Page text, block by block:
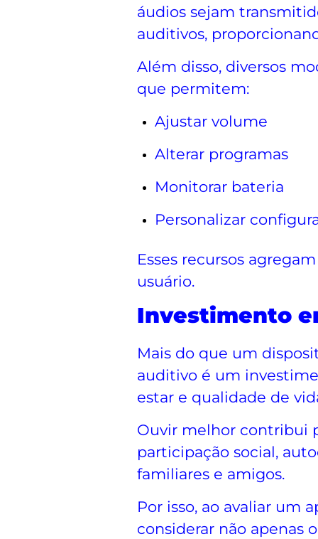
áudios sejam
auditivos,
Além disso, diversos
que permitem:
Ajustar volume
Alterar programas
Monitorar bateria
Personalizar
Esses recursos
usuário.
Investimento
Mais do que um
auditivo é um
estar e qualidade de
Ouvir melhor contribui
participação social,
familiares e amigos.
Por isso, ao avaliar um
considerar não apenas